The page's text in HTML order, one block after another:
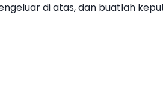
di atas, dan buatlah